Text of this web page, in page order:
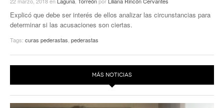
Explicó que debe ser interés de ellos analizar las circunstancias para
determinar si las acusaciones son ciertas.
Tags: curas pederastas pederastas
MÁS NOTICIAS